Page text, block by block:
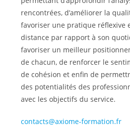
rencontrées, d’améliorer la
favoriser une pratique réflexive
distance par rapport à son
favoriser un meilleur
de chacun, de renforcer le
de cohésion et enfin de
des potentialités des
avec les objectifs du service.
contacts@axiome-formation.fr